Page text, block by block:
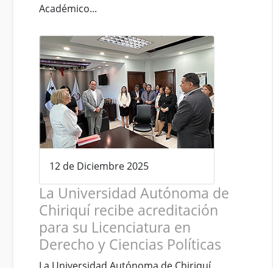
Académico...
12 de Diciembre 2025
La Universidad Autónoma de
Chiriquí recibe acreditación
para su Licenciatura en
Derecho y Ciencias Políticas